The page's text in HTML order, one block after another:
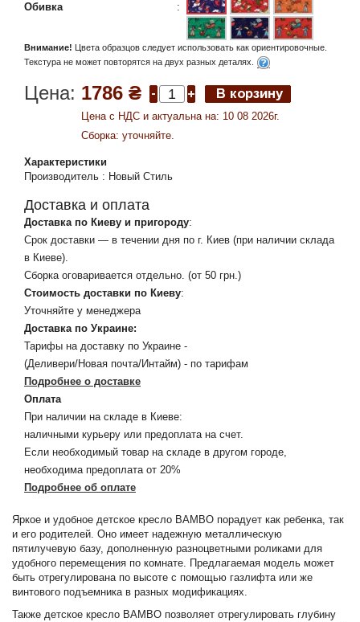
Обивка :
Внимание! Цвета образцов следует использовать как ориентировочные.
Текстура не может повторятся на двух разных деталях.
Цена: 1786 ₴
Цена c НДС и актуальна на: 10 08 2026г.
Сборка: уточняйте.
Характеристики
Производитель : Новый Стиль
Доставка и оплата
Доставка по Киеву и пригороду:
Срок доставки — в течении дня по г. Киев (при наличии склада
в Киеве).
Сборка оговаривается отдельно. (от 50 грн.)
Стоимость доставки по Киеву:
Уточняйте у менеджера
Доставка по Украине:
Тарифы на доставку по Украине -
(Деливери/Новая почта/Интайм) - по тарифам
Подробнее о доставке
Оплата
При наличии на складе в Киеве:
наличными курьеру или предоплата на счет.
Если необходимый товар на складе в другом городе,
необходима предоплата от 20%
Подробнее об оплате
Яркое и удобное детское кресло BAMBO порадует как ребенка, так
и его родителей. Оно имеет надежную металлическую
пятилучевую базу, дополненную разноцветными роликами для
удобного перемещения по комнате. Предлагаемая модель может
быть отрегулирована по высоте с помощью газлифта или же
винтового подъемника в разных модификациях.
Также детское кресло BAMBO позволяет отрегулировать глубину